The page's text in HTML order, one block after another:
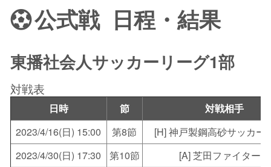
公式戦 日程・結果
東播社会人サッカーリーグ1部
対戦表
日時 節
対戦相手
2023/4/16(日) 15:00
第8節
[H] 神戸製鋼高砂サッカー
2023/4/30(日) 17:30
第10節
[A] 芝田ファイターズ